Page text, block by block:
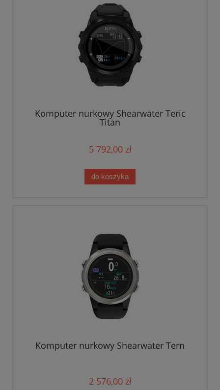
Komputer nurkowy Shearwater Teric
Titan
5 792,00 zł
do koszyka
Komputer nurkowy Shearwater Tern
2 576,00 zł